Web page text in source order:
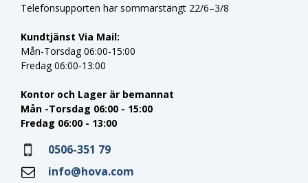
Telefonsupporten har sommarstängt 22/6–3/8
Kundtjänst Via Mail:
Mån-Torsdag 06:00-15:00
Fredag 06:00-13:00
Kontor och Lager är bemannat
Mån -Torsdag 06:00 - 15:00
Fredag 06:00 - 13:00
0506-351 79
info@hova.com